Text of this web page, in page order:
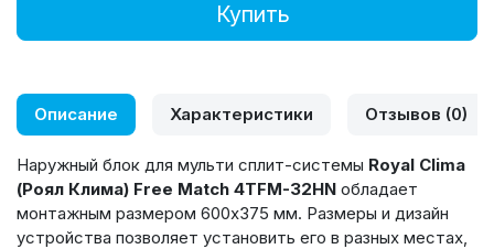
Купить
Описание Характеристики Отзывов (0)
Наружный блок для мульти сплит-системы Royal Clima
(Роял Клима) Free Match 4TFM-32HN обладает
монтажным размером 600x375 мм. Размеры и дизайн
устройства позволяет установить его в разных местах,